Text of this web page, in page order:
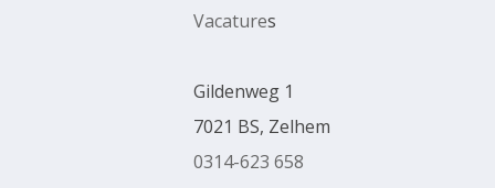
Vacatures
Gildenweg 1
7021 BS, Zelhem
0314-623 658